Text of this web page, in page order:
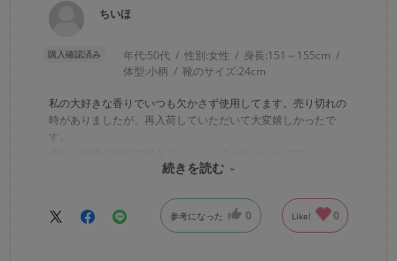
ちいほ
購入確認済み 年代:50代 性別:女性 身長:151～155cm
体型:小柄 靴のサイズ:24cm
私の大好きな香りでいつも欠かさず使用してます。売り切れの
時がありましたが、再入荷していただいて大変嬉しかったで
す。
ありがとうございました。続きを読む
参考になった 0 Like! 0